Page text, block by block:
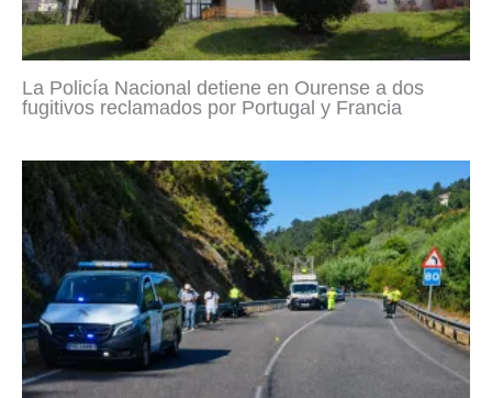
La Policía Nacional detiene en Ourense a dos
fugitivos reclamados por Portugal y Francia